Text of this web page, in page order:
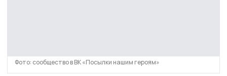
Фото: сообщество в ВК «Посылки нашим героям»